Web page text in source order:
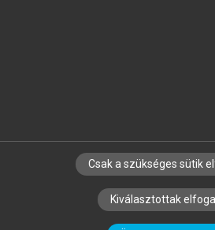
SZERZŐKNEK CÉGEKNEK
SZERKESZTÉSI ÉS
Csak a szükséges sütik
Kiválasztottak